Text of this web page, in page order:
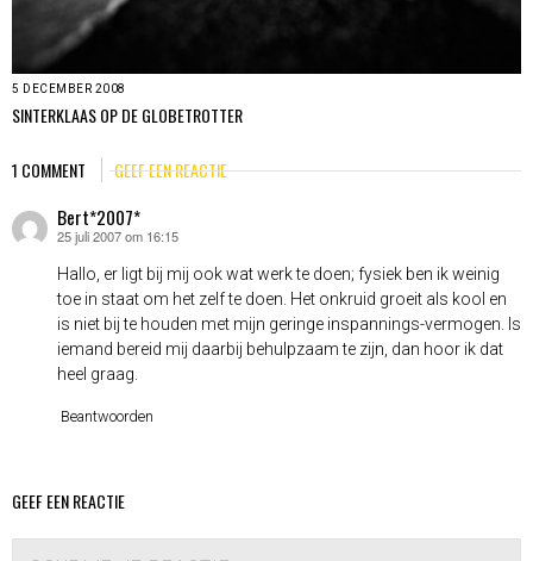
5 DECEMBER 2008
SINTERKLAAS OP DE GLOBETROTTER
1 COMMENT GEEF EEN REACTIE
Bert*2007*
schreef:
25 juli 2007 om 16:15
Hallo, er ligt bij mij ook wat werk te doen; fysiek ben ik weinig
toe in staat om het zelf te doen. Het onkruid groeit als kool en
is niet bij te houden met mijn geringe inspannings-vermogen. Is
iemand bereid mij daarbij behulpzaam te zijn, dan hoor ik dat
heel graag.
Beantwoorden
GEEF EEN REACTIE